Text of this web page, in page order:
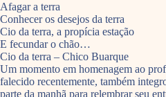
Afagar a terra
Conhecer os desejos da terra
Cio da terra, a propícia estação
E fecundar o chão…
Cio da terra – Chico Buarque
Um momento em homenagem ao
falecido recentemente, também
parte da manhã para relembrar seu